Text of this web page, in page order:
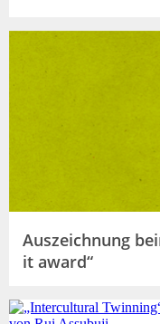
Auszeichnung
it award“